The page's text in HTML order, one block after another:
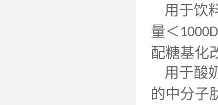
用于饮
量＜
配糖基化
用于酸
的中分子